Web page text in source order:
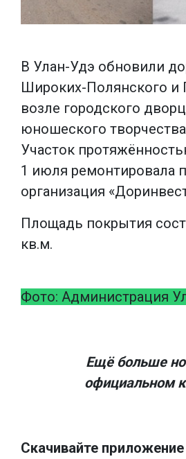
В Улан-Удэ обновили
Широких-Полянского и
возле городского
юношеского
Участок
1 июля ремонтировала
организация
Площадь покрытия
кв.м.
Фото: Администрация
Ещё больше
официальном
Скачивайте приложение